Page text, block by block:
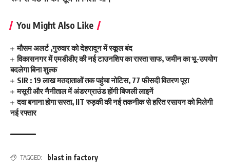
You Might Also Like
मौसम अलर्ट ,गुरुवार को देहरादून में स्कूल बंद
विकासनगर में एमडीडीए की नई टाउनशिप का रास्ता साफ, जमीन का भू-उपयोग
बदलेगा बिना शुल्क
SIR : 19 लाख मतदाताओं तक पहुंचा नोटिस, 77 फीसदी वितरण पूरा
मसूरी और नैनीताल में अंडरग्राउंड होंगी बिजली लाइनें
दवा बनाना होगा सस्ता, IIT रुड़की की नई तकनीक से हरित रसायन को मिलेगी
नई रफ्तार
TAGGED: blast in factory